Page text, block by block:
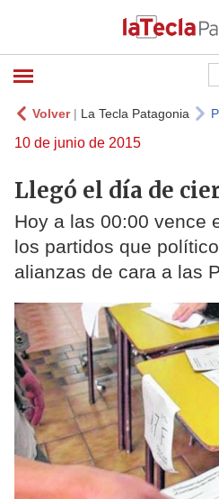
Volver| La Tecla Patagonia
10 de junio de 2015
Llegó el día de
Hoy a las 00:00 vence
los partidos que
alianzas de cara a las